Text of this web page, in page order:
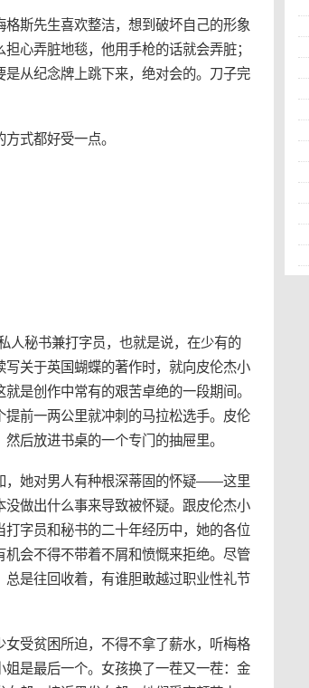
斯先生喜欢整洁，想到破坏自己的形象
心弄脏地毯，他用手枪的话就会弄脏；
从纪念牌上跳下来，绝对会的。刀子完
式都好受一点。
人秘书兼打字员，也就是说，在少有的
关于英国蝴蝶的著作时，就向皮伦杰小
是创作中常有的艰苦卓绝的一段期间。
前一两公里就冲刺的马拉松选手。皮伦
后放进书桌的一个专门的抽屉里。
，她对男人有种根深蒂固的怀疑——这里
做出什么事来导致被怀疑。跟皮伦杰小
字员和秘书的二十年经历中，她的各位
会不得不带着不屑和愤慨来拒绝。尽管
是往回收着，有谁胆敢越过职业性礼节
受贫困所迫，不得不拿了薪水，听梅格
是最后一个。女孩换了一茬又一茬：金